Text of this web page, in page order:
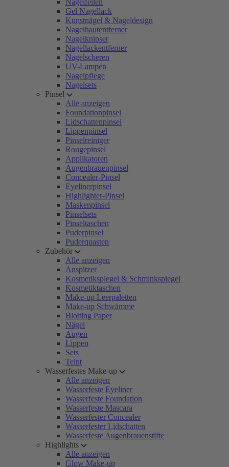
Nagelfeilen
Gel Nagellack
Kunstnägel & Nageldesign
Nagelhautentferner
Nagelknipser
Nagellackentferner
Nagelscheren
UV-Lampen
Nagelpflege
Nagelsets
Pinsel
Alle anzeigen
Foundationpinsel
Lidschattenpinsel
Lippenpinsel
Pinselreiniger
Rougepinsel
Applikatoren
Augenbrauenpinsel
Concealer-Pinsel
Eyelinerpinsel
Highlighter-Pinsel
Maskenpinsel
Pinselsets
Pinseltaschen
Puderpinsel
Puderquasten
Zubehör
Alle anzeigen
Anspitzer
Kosmetikspiegel & Schminkspiegel
Kosmetiktaschen
Make-up Leerpaletten
Make-up Schwämme
Blotting Paper
Nägel
Augen
Lippen
Sets
Teint
Wasserfestes Make-up
Alle anzeigen
Wasserfeste Eyeliner
Wasserfeste Foundation
Wasserfeste Mascara
Wasserfester Concealer
Wasserfester Lidschatten
Wasserfeste Augenbrauenstifte
Highlights
Alle anzeigen
Glow Make-up